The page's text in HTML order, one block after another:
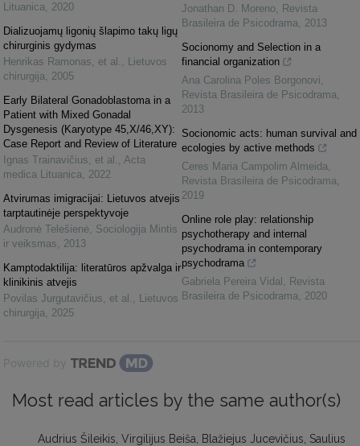
Lituanica, 2020
Dializuojamų ligonių šlapimo takų ligų
chirurginis gydymas
Henrikas Ramonas, et al. , Lietuvos
chirurgija, 2005
Early Bilateral Gonadoblastoma in a
Patient with Mixed Gonadal
Dysgenesis (Karyotype 45,X/46,XY):
Case Report and Review of Literature
Ignas Trainavičius, et al. , Acta
medica Lituanica, 2022
Atvirumas imigracijai: Lietuvos atvejis
tarptautinėje perspektyvoje
Audronė Telešienė, Sociologija Mintis
ir veiksmas, 2013
Kamptodaktilija: literatūros apžvalga ir
klinikinis atvejis
Povilas Jurgutavičius, et al. , Lietuvos
chirurgija, 2025
Jonathan D. Moreno, Revista
Brasileira de Psicodrama, 2013
Socionomy and Selection in a
financial organization
Ana Carolina Poles Borgonovi,
Revista Brasileira de Psicodrama,
2013
Socionomic acts: human survival and
ecologies by active methods
Ceres Maria Campolim Almeida,
Revista Brasileira de Psicodrama,
2019
Online role play: relationship
psychotherapy and internal
psychodrama in contemporary
psychodrama
Gabriela Pereira Vidal , Revista
Brasileira de Psicodrama, 2020
Powered by
Most read articles by the same author(s)
Audrius Šileikis, Virgilijus Beiša, Blažiejus Jucevičius, Saulius